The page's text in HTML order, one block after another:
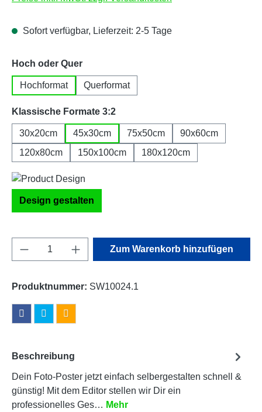
Sofort verfügbar, Lieferzeit: 2-5 Tage
Hoch oder Querauswählen
Hochformat Querformat
Klassische Formate 3:2
30x20cm 45x30cm 75x50cm
90x60cm
120x80cm
150x100cm 180x120cm
Design gestalten
Produkt Anzahl: Gib den gewünschten
Zum Warenkorb hinzufügen
Produktnummer: SW10024.1
Beschreibung
Dein Foto-Poster jetzt einfach selbergestalten schnell &
günstig! Mit dem Editor stellen wir Dir ein
professionelles Ges… Mehr